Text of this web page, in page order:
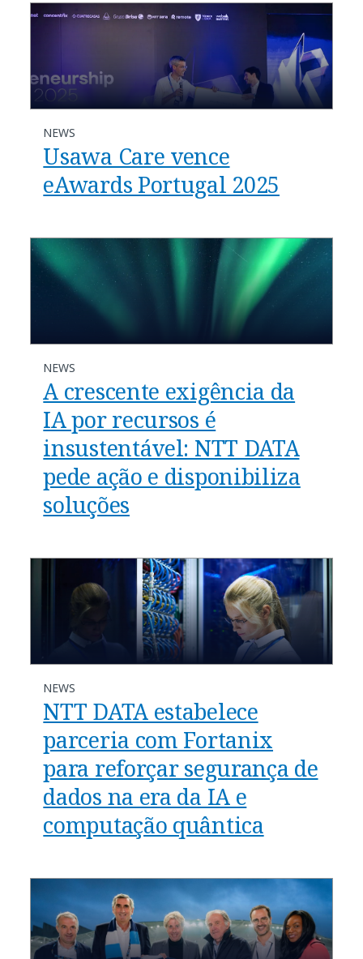
NEWS
Usawa Care vence
eAwards Portugal 2025
NEWS
A crescente exigência da
IA por recursos é
insustentável: NTT DATA
pede ação e disponibiliza
soluções
NEWS
NTT DATA estabelece
parceria com Fortanix
para reforçar segurança de
dados na era da IA e
computação quântica